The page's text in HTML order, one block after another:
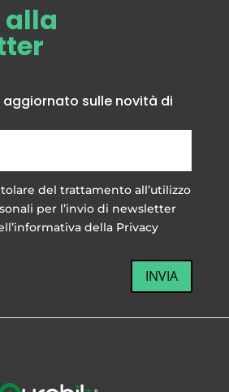
aggiornato sulle novità di
del trattamento all’utilizzo
per l’invio di newsletter
della Privacy
INVIA